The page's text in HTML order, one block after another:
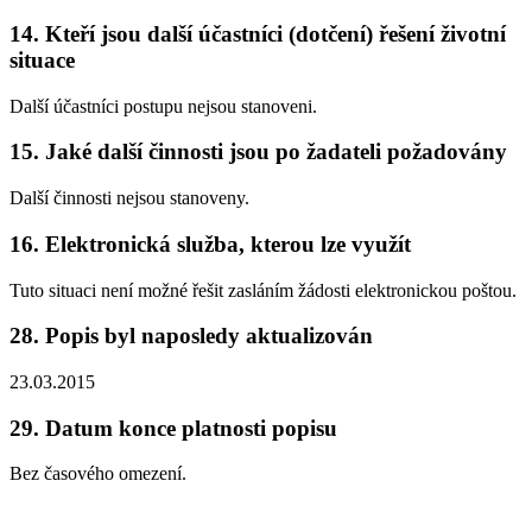
14. Kteří jsou další účastníci (dotčení) řešení životní
situace
Další účastníci postupu nejsou stanoveni.
15. Jaké další činnosti jsou po žadateli požadovány
Další činnosti nejsou stanoveny.
16. Elektronická služba, kterou lze využít
Tuto situaci není možné řešit zasláním žádosti elektronickou poštou.
28. Popis byl naposledy aktualizován
23.03.2015
29. Datum konce platnosti popisu
Bez časového omezení.